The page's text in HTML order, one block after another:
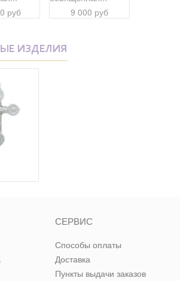
руб 9 000 руб
ИЗДЕЛИЯ
СЕРВИС
Способы оплаты
Доставка
Пункты выдачи заказов